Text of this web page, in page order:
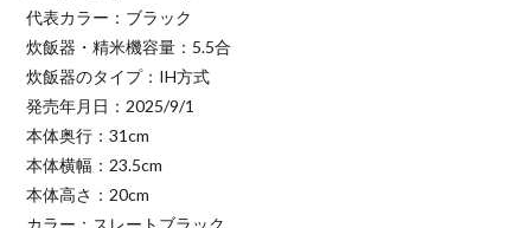
代表カラー：ブラック
炊飯器・精米機容量：5.5合
炊飯器のタイプ：IH方式
発売年月日：2025/9/1
本体奥行：31cm
本体横幅：23.5cm
本体高さ：20cm